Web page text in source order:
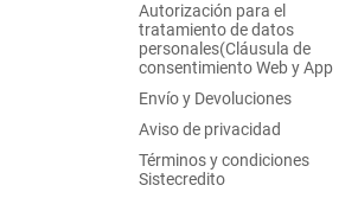
Autorización para el
tratamiento de datos
personales(Cláusula de
consentimiento Web y App
Envío y Devoluciones
Aviso de privacidad
Términos y condiciones
Sistecredito